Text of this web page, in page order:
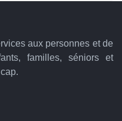
aux personnes et de
familles, séniors et